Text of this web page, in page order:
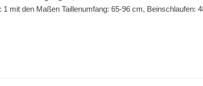
mit den Maßen Taillenumfang: 65-96 cm, Beinschlaufen: